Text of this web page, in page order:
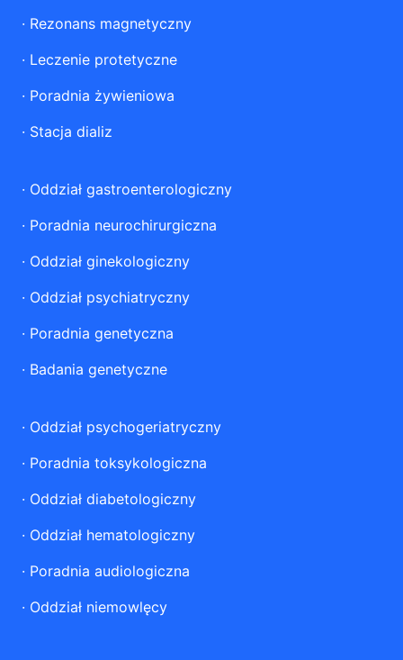
· Rezonans magnetyczny
· Leczenie protetyczne
· Poradnia żywieniowa
· Stacja dializ
· Oddział gastroenterologiczny
· Poradnia neurochirurgiczna
· Oddział ginekologiczny
· Oddział psychiatryczny
· Poradnia genetyczna
· Badania genetyczne
· Oddział psychogeriatryczny
· Poradnia toksykologiczna
· Oddział diabetologiczny
· Oddział hematologiczny
· Poradnia audiologiczna
· Oddział niemowlęcy